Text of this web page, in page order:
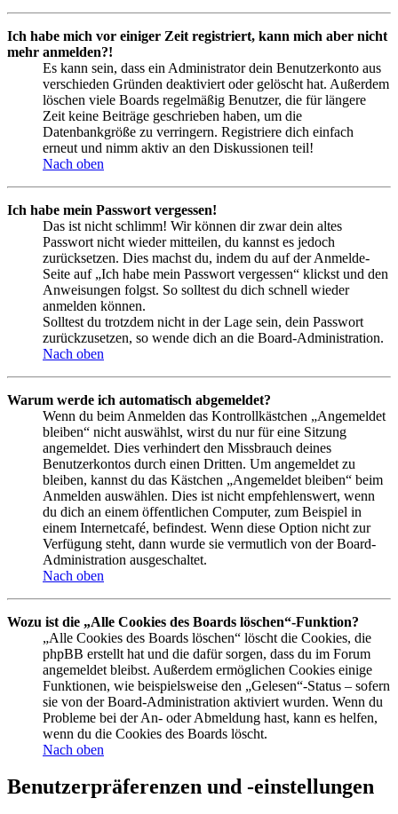
Ich habe mich vor einiger Zeit registriert, kann mich aber nicht
mehr anmelden?!
Es kann sein, dass ein Administrator dein Benutzerkonto aus
verschieden Gründen deaktiviert oder gelöscht hat. Außerdem
löschen viele Boards regelmäßig Benutzer, die für längere
Zeit keine Beiträge geschrieben haben, um die
Datenbankgröße zu verringern. Registriere dich einfach
erneut und nimm aktiv an den Diskussionen teil!
Nach oben
Ich habe mein Passwort vergessen!
Das ist nicht schlimm! Wir können dir zwar dein altes
Passwort nicht wieder mitteilen, du kannst es jedoch
zurücksetzen. Dies machst du, indem du auf der Anmelde-
Seite auf „Ich habe mein Passwort vergessen“ klickst und den
Anweisungen folgst. So solltest du dich schnell wieder
anmelden können.
Solltest du trotzdem nicht in der Lage sein, dein Passwort
zurückzusetzen, so wende dich an die Board-Administration.
Nach oben
Warum werde ich automatisch abgemeldet?
Wenn du beim Anmelden das Kontrollkästchen „Angemeldet
bleiben“ nicht auswählst, wirst du nur für eine Sitzung
angemeldet. Dies verhindert den Missbrauch deines
Benutzerkontos durch einen Dritten. Um angemeldet zu
bleiben, kannst du das Kästchen „Angemeldet bleiben“ beim
Anmelden auswählen. Dies ist nicht empfehlenswert, wenn
du dich an einem öffentlichen Computer, zum Beispiel in
einem Internetcafé, befindest. Wenn diese Option nicht zur
Verfügung steht, dann wurde sie vermutlich von der Board-
Administration ausgeschaltet.
Nach oben
Wozu ist die „Alle Cookies des Boards löschen“-Funktion?
„Alle Cookies des Boards löschen“ löscht die Cookies, die
phpBB erstellt hat und die dafür sorgen, dass du im Forum
angemeldet bleibst. Außerdem ermöglichen Cookies einige
Funktionen, wie beispielsweise den „Gelesen“-Status – sofern
sie von der Board-Administration aktiviert wurden. Wenn du
Probleme bei der An- oder Abmeldung hast, kann es helfen,
wenn du die Cookies des Boards löscht.
Nach oben
Benutzerpräferenzen und -einstellungen